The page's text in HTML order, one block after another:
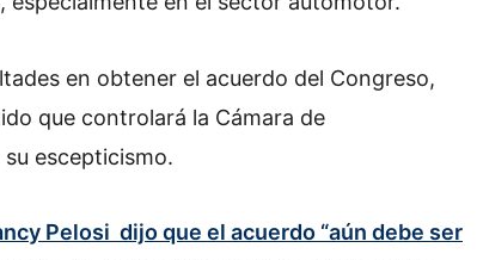
en obtener el acuerdo del Congreso,
que controlará la Cámara de
escepticismo.
Pelosi dijo que el acuerdo “aún debe ser